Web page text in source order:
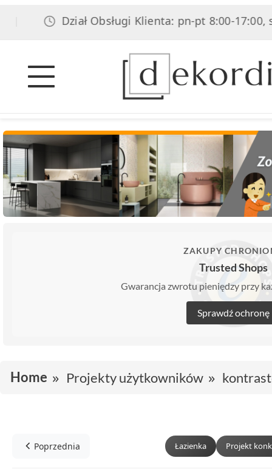
Dział Obsługi Klienta: pn-pt 8:00-17:00, sob
ZAKUPY
Trusted Shops
Gwarancja zwrotu pieniędzy przy
Sprawdź ochronę
Home Projekty użytkowników
Poprzednia Łazienka Projekt